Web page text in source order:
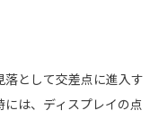
として交差点に進入す
は、ディスプレイの点